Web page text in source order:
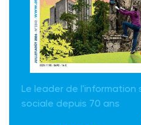
Le leader de
sociale depuis 70 ans